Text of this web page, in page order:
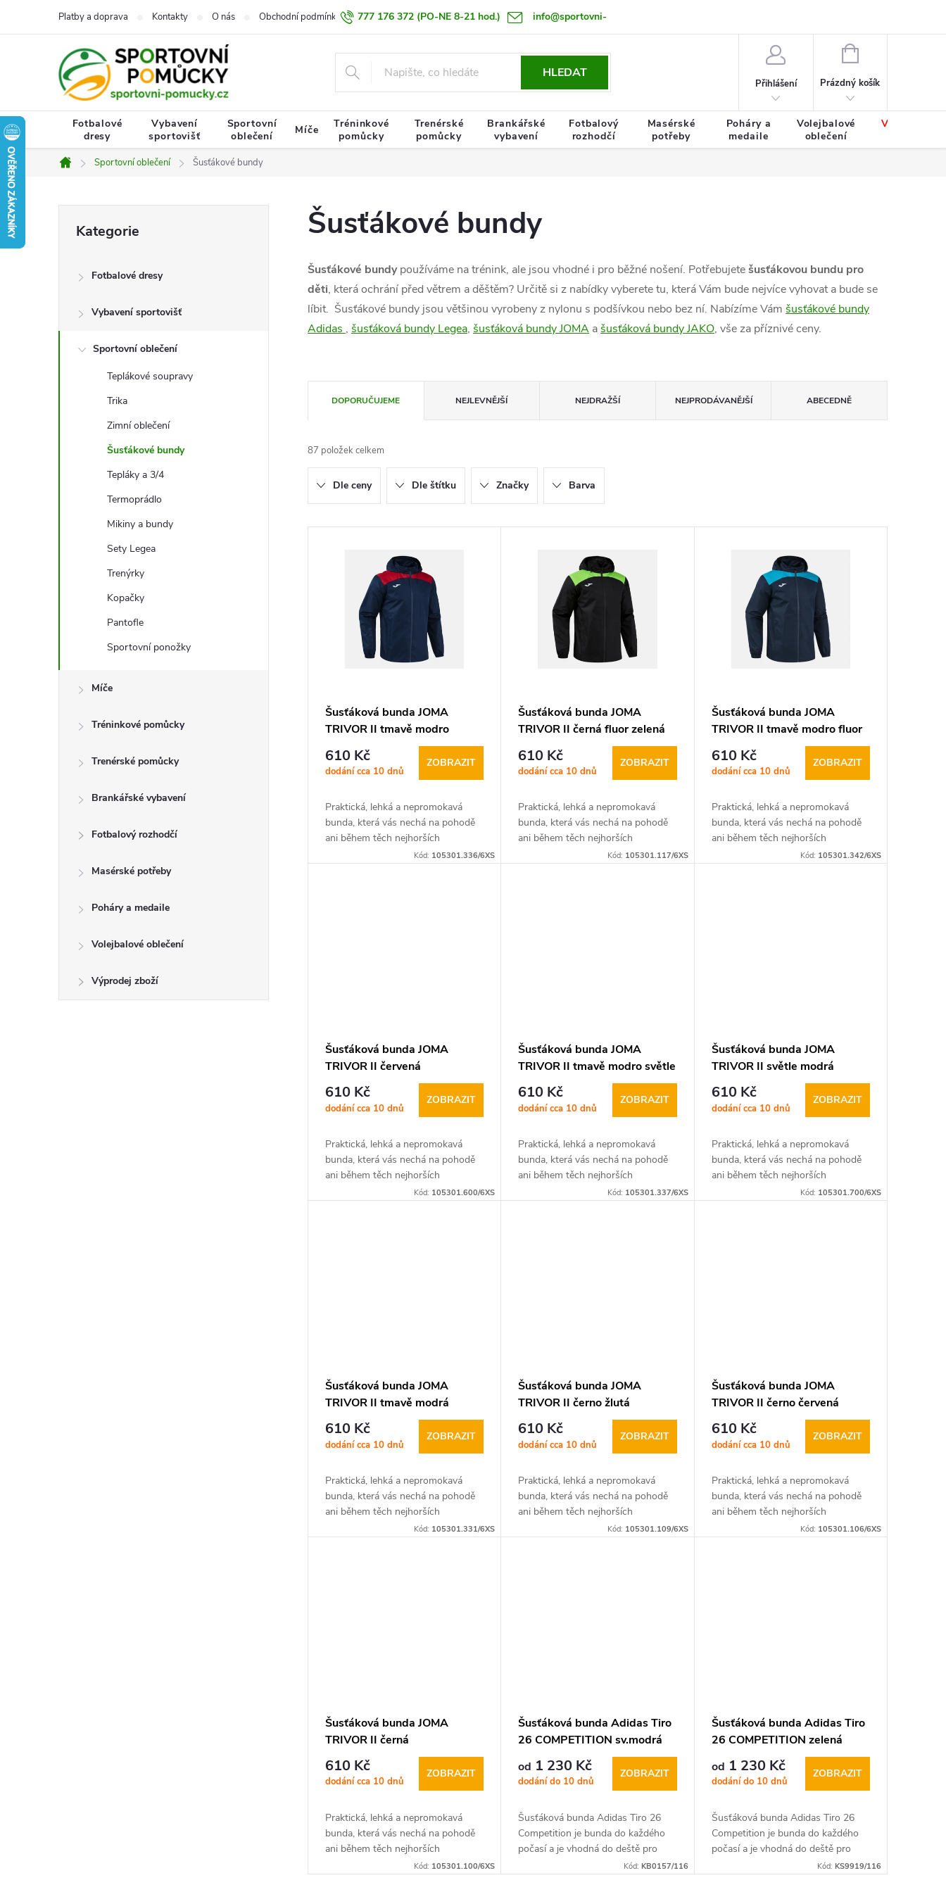
777 176 372 (PO-NE 8-21 hod.) info@sportovni-
pomucky.cz
Platby a doprava Kontakty O nás Obchodní podmínky Zásady zpracování osobních údajů Termín doručení zboží
HLEDAT
Přihlášení
NÁKUPNÍ
Prázdný košík
Fotbalové
dresy
Vybavení
sportovišť
Sportovní
oblečení
Míče
Tréninkové
pomůcky
Trenérské
pomůcky
Brankářské
vybavení
Fotbalový
rozhodčí
Masérské
potřeby
Poháry a
medaile
Volejbalové
oblečení
Výprodej
Domů
Sportovní oblečení Šusťákové bundy
t
l
kategorie
Kategorie
Fotbalové dresy
Vybavení sportovišť
Sportovní oblečení
Teplákové soupravy
Trika
Zimní oblečení
Šusťákové bundy
Tepláky a 3/4
Termoprádlo
Mikiny a bundy
Sety Legea
Trenýrky
Kopačky
Pantofle
Sportovní ponožky
Míče
Tréninkové pomůcky
Trenérské pomůcky
Brankářské vybavení
Fotbalový rozhodčí
Masérské potřeby
Poháry a medaile
Volejbalové oblečení
Výprodej zboží
Šusťákové bundy
Šusťákové bundypoužíváme na trénink, ale jsou vhodné i pro běžné nošení. Potřebujetešusťákovou bundu pro
děti, která ochrání před větrem a děštěm? Určitě si z nabídky vyberete tu, která Vám bude nejvíce vyhovat a bude se
líbit. Šusťákové bundy jsou většinou vyrobeny z nylonu s podšívkou nebo bez ní. Nabízíme Vám šusťákové bundy
Adidas , šusťáková bundy Legea, šusťáková bundy JOMA ašusťáková bundy JAKO, vše za příznivé ceny.
a
z
e
n
ů
DOPORUČUJEME NEJLEVNĚJŠÍ NEJDRAŽŠÍ NEJPRODÁVANĚJŠÍ ABECEDNĚ
87 položek celkem
Dle ceny Dle štítku Značky Barva
u
Šusťáková bunda JOMA
TRIVOR II tmavě modro
červená
610 Kč
dodání cca 10 dnů
ZOBRAZIT
Praktická, lehká a nepromokavá
bunda, která vás nechá na pohodě
ani během těch nejhorších
Kód: 105301.336/6XS
Šusťáková bunda JOMA
TRIVOR II černá fluor zelená
610 Kč
dodání cca 10 dnů
ZOBRAZIT
Praktická, lehká a nepromokavá
bunda, která vás nechá na pohodě
ani během těch nejhorších
Kód: 105301.117/6XS
Šusťáková bunda JOMA
TRIVOR II tmavě modro fluor
tyrkysová
610 Kč
dodání cca 10 dnů
ZOBRAZIT
Praktická, lehká a nepromokavá
bunda, která vás nechá na pohodě
ani během těch nejhorších
Kód: 105301.342/6XS
Šusťáková bunda JOMA
TRIVOR II červená
610 Kč
dodání cca 10 dnů
ZOBRAZIT
Praktická, lehká a nepromokavá
bunda, která vás nechá na pohodě
ani během těch nejhorších
Kód: 105301.600/6XS
Šusťáková bunda JOMA
TRIVOR II tmavě modro světle
modrá
610 Kč
dodání cca 10 dnů
ZOBRAZIT
Praktická, lehká a nepromokavá
bunda, která vás nechá na pohodě
ani během těch nejhorších
Kód: 105301.337/6XS
Šusťáková bunda JOMA
TRIVOR II světle modrá
610 Kč
dodání cca 10 dnů
ZOBRAZIT
Praktická, lehká a nepromokavá
bunda, která vás nechá na pohodě
ani během těch nejhorších
Kód: 105301.700/6XS
Šusťáková bunda JOMA
TRIVOR II tmavě modrá
610 Kč
dodání cca 10 dnů
ZOBRAZIT
Praktická, lehká a nepromokavá
bunda, která vás nechá na pohodě
ani během těch nejhorších
Kód: 105301.331/6XS
Šusťáková bunda JOMA
TRIVOR II černo žlutá
610 Kč
dodání cca 10 dnů
ZOBRAZIT
Praktická, lehká a nepromokavá
bunda, která vás nechá na pohodě
ani během těch nejhorších
Kód: 105301.109/6XS
Šusťáková bunda JOMA
TRIVOR II černo červená
610 Kč
dodání cca 10 dnů
ZOBRAZIT
Praktická, lehká a nepromokavá
bunda, která vás nechá na pohodě
ani během těch nejhorších
Kód: 105301.106/6XS
Šusťáková bunda JOMA
TRIVOR II černá
610 Kč
dodání cca 10 dnů
ZOBRAZIT
Praktická, lehká a nepromokavá
bunda, která vás nechá na pohodě
ani během těch nejhorších
Kód: 105301.100/6XS
Šusťáková bunda Adidas Tiro
26 COMPETITION sv.modrá
od 1 230 Kč
dodání do 10 dnů
ZOBRAZIT
Šusťáková bunda Adidas Tiro 26
Competition je bunda do každého
počasí a je vhodná do deště pro
trénink, týmové nošení nebo volný
Kód: KB0157/116
Šusťáková bunda Adidas Tiro
26 COMPETITION zelená
od 1 230 Kč
dodání do 10 dnů
ZOBRAZIT
Šusťáková bunda Adidas Tiro 26
Competition je bunda do každého
počasí a je vhodná do deště pro
trénink, týmové nošení nebo volný
Kód: KS9919/116